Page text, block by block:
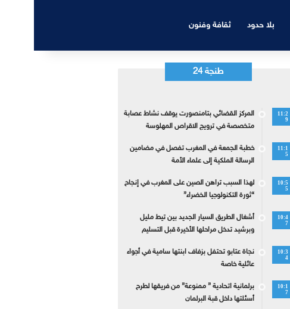
بلا حدود ثقافة وفنون
طنجة 24
11:2
9
المركز القضائي بتامنصورت يوقف نشاط عصابة
متخصصة في ترويج الاقراص المهلوسة
11:1
5
خطبة الجمعة في المغرب تفصل في مضامين
الرسالة الملكية إلى علماء الأمة
10:5
5
لهذا السبب تراهن الصين على المغرب في إنجاح
“ثورة التكنولوجيا الخضراء”
10:4
7
أشغال الطريق السيار الجديد بين تيط مليل
وبرشيد تدخل مراحلها الأخيرة قبل التسليم
10:3
4
نجاة عتابو تحتفل بزفاف ابنتها سامية في أجواء
عائلية خاصة
10:1
7
برلمانية اتحادية ” ممنوعة” من فريقها لطرح
أسئلتها داخل قبة البرلمان